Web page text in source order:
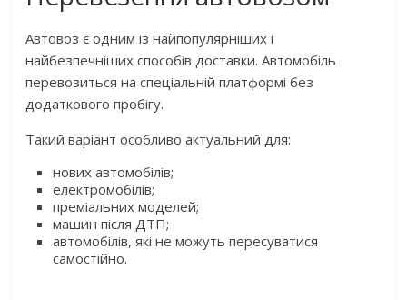
Автовоз є одним із найпопулярніших і
найбезпечніших способів доставки. Автомобіль
перевозиться на спеціальній платформі без
додаткового пробігу.
Такий варіант особливо актуальний для:
нових автомобілів;
електромобілів;
преміальних моделей;
машин після ДТП;
автомобілів, які не можуть пересуватися
самостійно.